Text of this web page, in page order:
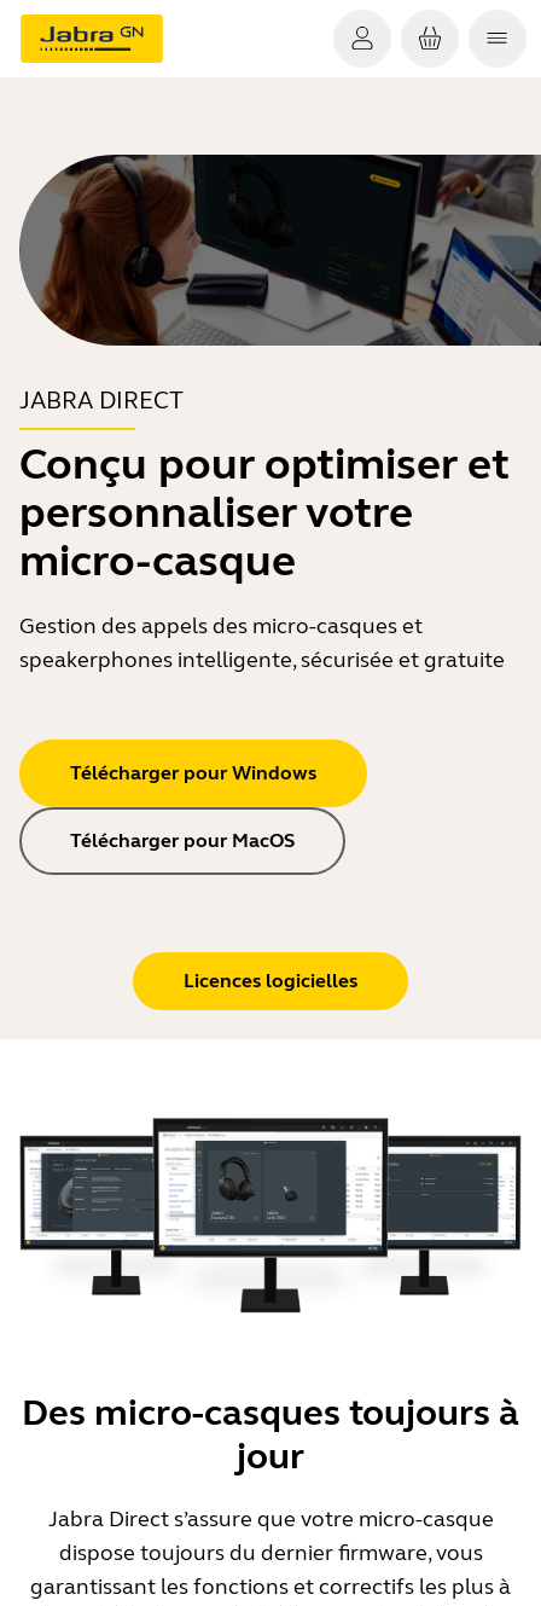
JABRA DIRECT
Conçu pour optimiser et
personnaliser votre
micro-casque
Gestion des appels des micro-casques et
speakerphones intelligente, sécurisée et gratuite
Télécharger pour Windows
Télécharger pour MacOS
Licences logicielles
Des micro-casques toujours à
jour
Jabra Direct s’assure que votre micro-casque
dispose toujours du dernier firmware, vous
garantissant les fonctions et correctifs les plus à